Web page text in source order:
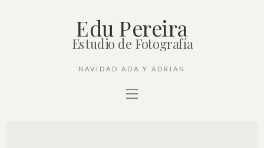
Edu Pereira
Estudio de Fotografía
NAVIDAD ADA Y ADRIAN